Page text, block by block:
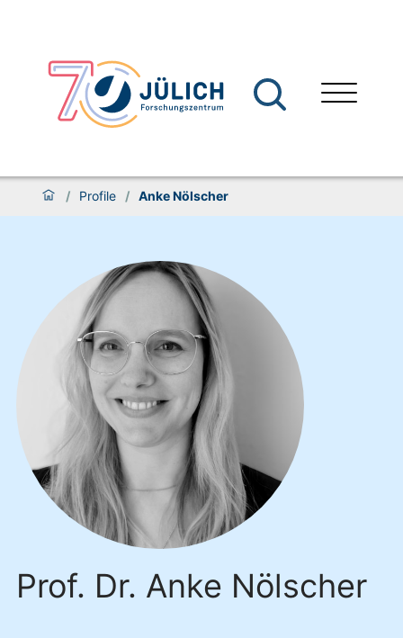
/ Profile / Anke Nölscher
Prof. Dr. Anke Nölscher